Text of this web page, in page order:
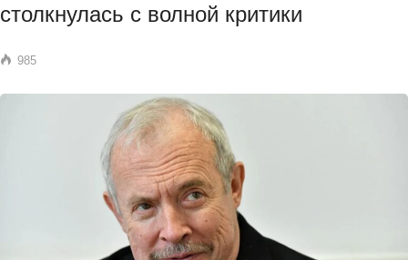
столкнулась с волной критики
985